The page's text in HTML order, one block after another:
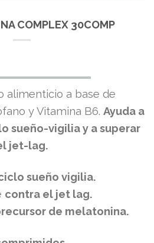
COMPLEX 30COMP
alimenticio a base de
y Vitamina B6. Ayuda a
sueño-vigilia y a superar
jet-lag.
sueño vigilia.
contra el jet lag.
recursor de melatonina.